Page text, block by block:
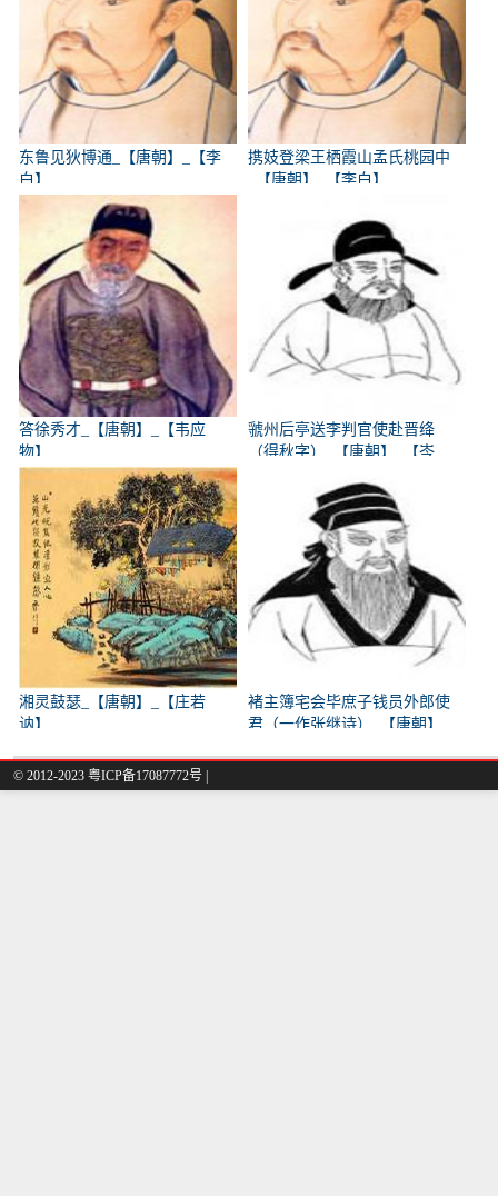
东鲁见狄博通_【唐朝】_【李
白】
携妓登梁王栖霞山孟氏桃园中
_【唐朝】_【李白】
答徐秀才_【唐朝】_【韦应
物】
虢州后亭送李判官使赴晋绛
（得秋字）_【唐朝】_【岑
湘灵鼓瑟_【唐朝】_【庄若
讷】
褚主簿宅会毕庶子钱员外郎使
君（一作张继诗）_【唐朝】
© 2012-2023 粤ICP备17087772号